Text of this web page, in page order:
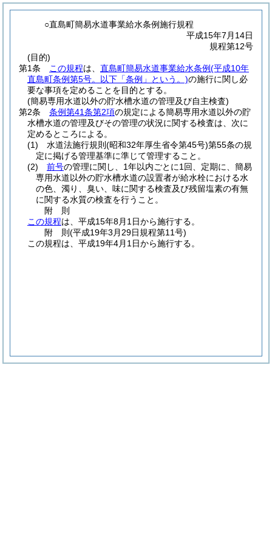
○直島町簡易水道事業給水条例施行規程
平成15年7月14日
規程第12号
(目的)
第1条
この規程は、 直島町簡易水道事業給水条例(平成10年
直島町条例第5号。以下「条例」という。)の施行に関し必
要な事項を定めることを目的とする。
(簡易専用水道以外の貯水槽水道の管理及び自主検査)
第2条
条例第41条第2項の規定による簡易専用水道以外の貯
水槽水道の管理及びその管理の状況に関する検査は、次に
定めるところによる。
(1)
水道法施行規則 (昭和32年厚生省令第45号)第55条の規
定に掲げる管理基準に準じて管理すること。
(2)
前号の管理に関し、1年以内ごとに1回、定期に、簡易
専用水道以外の貯水槽水道の設置者が給水栓における水
の色、濁り、臭い、味に関する検査及び残留塩素の有無
に関する水質の検査を行うこと。
附 則
この規程は、平成15年8月1日から施行する。
附 則(平成19年3月29日規程第11号)
この規程は、平成19年4月1日から施行する。